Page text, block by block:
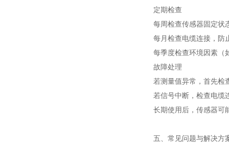
定期检查
每周检查传感器固定状
每月检查电缆连接，防
每季度检查环境因素（
故障处理
若测量值异常，首先检
若信号中断，检查电缆
长期使用后，传感器可
五、常见问题与解决方